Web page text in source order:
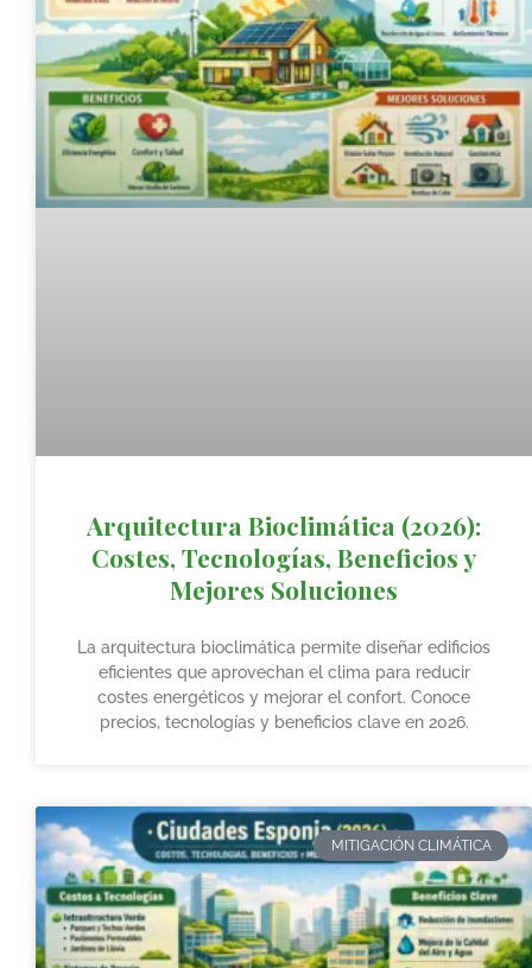
Arquitectura Bioclimática (2026):
Costes, Tecnologías, Beneficios y
Mejores Soluciones
La arquitectura bioclimática permite diseñar edificios
eficientes que aprovechan el clima para reducir
costes energéticos y mejorar el confort. Conoce
precios, tecnologías y beneficios clave en 2026.
MITIGACIÓN CLIMÁTICA